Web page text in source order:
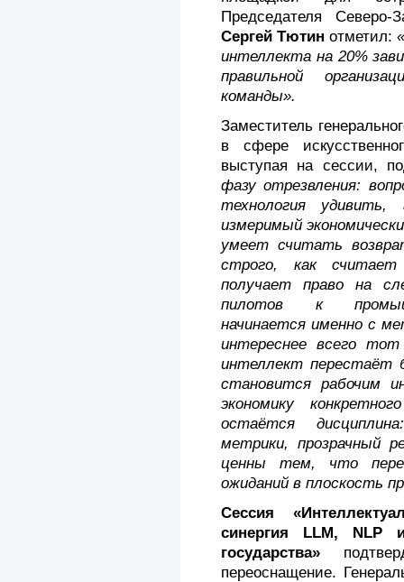
Председателя
Северо-
Сергей Тютин отметил:
интеллекта на 20%
правильной
команды».
Заместитель
в сфере
выступая на сессии,
фазу отрезвления:
технология
измеримый
умеет считать
строго, как
получает право на
пилотов к
начинается именно с
интереснее всего
интеллект перестаёт
становится рабочим
экономику
остаётся
метрики, прозрачный
ценны тем, что
ожиданий в плоскость
Сессия
синергия LLM, NLP
государства»
переоснащение.